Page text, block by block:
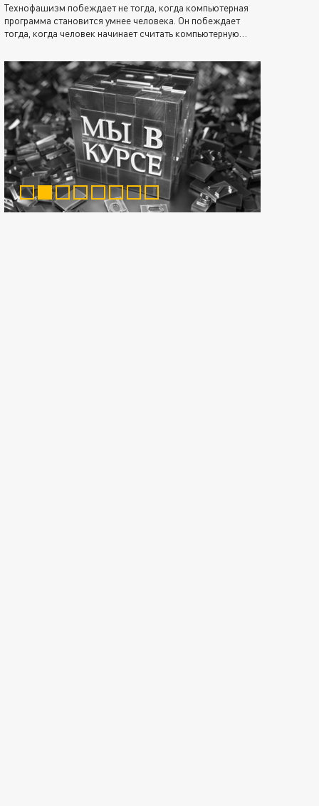
Технофашизм побеждает не тогда, когда компьютерная
программа становится умнее человека. Он побеждает
тогда, когда человек начинает считать компьютерную